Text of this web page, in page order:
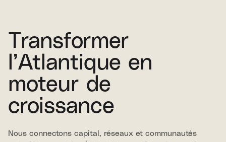
Transformer
l’Atlantique en
moteur de
croissance
Nous connectons capital, réseaux et communautés